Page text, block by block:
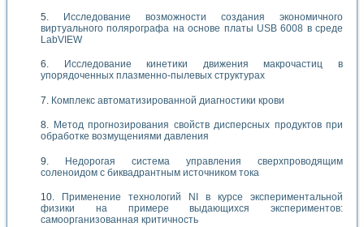
Исследование возможности создания экономичного
виртуального полярографа на основе платы USB 6008 в среде
LabVIEW
Исследование кинетики движения макрочастиц в
упорядоченных плазменно-пылевых структурах
Комплекс автоматизированной диагностики крови
Метод прогнозирования свойств дисперсных продуктов при
обработке возмущениями давления
Недорогая система управления сверхпроводящим
соленоидом с биквадрантным источником тока
Применение технологий NI в курсе экспериментальной
физики на примере выдающихся экспериментов:
самоорганизованная критичность